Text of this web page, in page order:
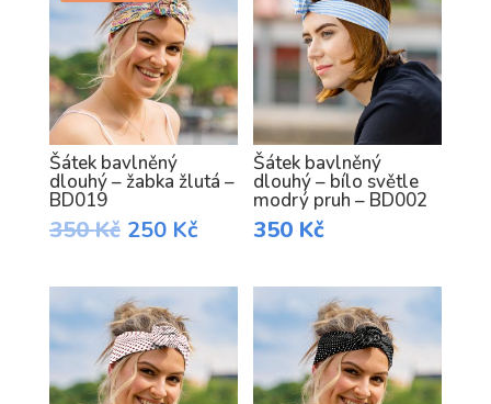
Šátek bavlněný
dlouhý – žabka žlutá –
BD019
350Kč Original
350 Kč.
250 KčCurrent
250 Kč.
Šátek bavlněný
dlouhý – bílo světle
modrý pruh – BD002
350 Kč